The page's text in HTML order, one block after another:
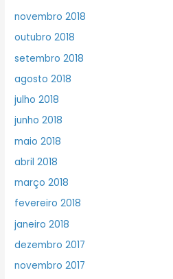
novembro 2018
outubro 2018
setembro 2018
agosto 2018
julho 2018
junho 2018
maio 2018
abril 2018
março 2018
fevereiro 2018
janeiro 2018
dezembro 2017
novembro 2017